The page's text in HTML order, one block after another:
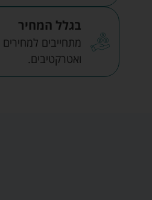
בגלל המחיר
מתחייבים למחירים
ואטרקטיבים.